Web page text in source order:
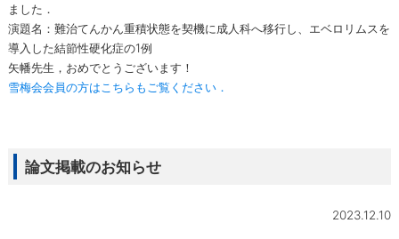
ました．
演題名：難治てんかん重積状態を契機に成人科へ移行し、エベロリムスを
導入した結節性硬化症の1例
矢幡先生，おめでとうございます！
雪梅会会員の方はこちらもご覧ください．
論文掲載のお知らせ
2023.12.10